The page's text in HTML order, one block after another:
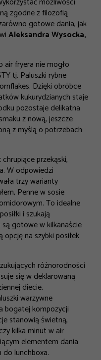
zgodne z filozofią
gotowe dania, jak
Aleksandra Wysocka,
fryera nie mogło
tj. Paluszki rybne
. Dzięki obróbce
kukurydzianych staje
pozostaje delikatna
z nową, jeszcze
z myślą o potrzebach
przekąski,
W odpowiedzi
trzy warianty
, Penne w sosie
. To idealne
i szukają
gotowe w kilkanaście
na szybki posiłek
różnorodności
się w deklarowaną
diecie.
warzywne
bogatej kompozycji
stanowią świetną,
kilka minut w air
elementem dania
lunchboxa.